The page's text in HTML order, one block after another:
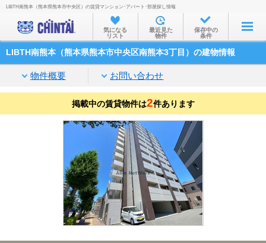
お部屋を探す
沿線・駅から
住所から
家賃相場から
通勤通学時間から
物件特集から
不動産会社から
TOP
LIBTH南熊本（熊本県熊本市中央区）の賃貸マンション･アパート･部屋探し情報
気になる
リスト
最近見た
物件
保存中の
条件
LIBTH南熊本（熊本県熊本市中央区南熊本3丁目）の建物情報
物件概要 お問い合わせ
掲載中の賃貸物件は2件あります